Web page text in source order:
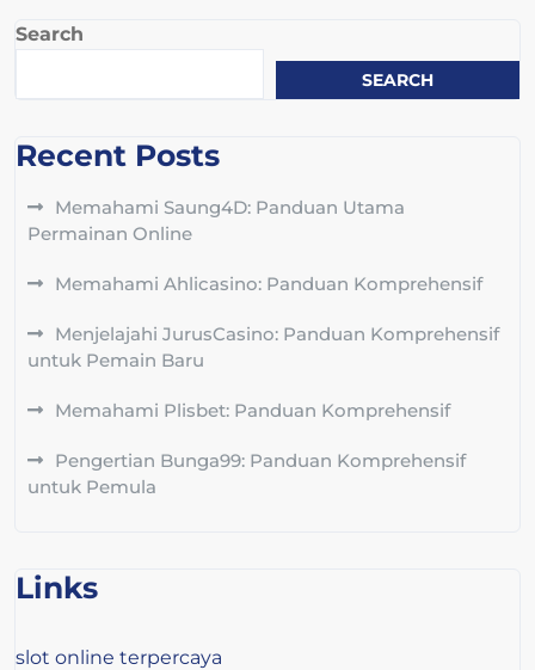
Search
SEARCH
Recent Posts
Memahami Saung4D: Panduan Utama
Permainan Online
Memahami Ahlicasino: Panduan Komprehensif
Menjelajahi JurusCasino: Panduan Komprehensif
untuk Pemain Baru
Memahami Plisbet: Panduan Komprehensif
Pengertian Bunga99: Panduan Komprehensif
untuk Pemula
Links
slot online terpercaya